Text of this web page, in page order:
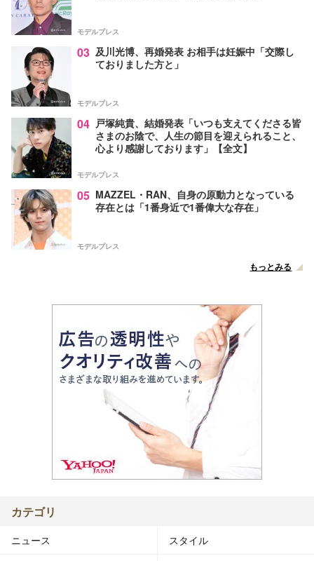
モデルプレス
03 及川光博、再婚発表 お相手は妊娠中「交際し
ておりました方と」
モデルプレス
04 戸塚純貴、結婚発表「いつも支えてくださる皆
さまのお陰で、人生の節目を迎えられること、
心より感謝しております」【全文】
モデルプレス
05 MAZZEL・RAN、自身の原動力となっている
存在とは「1番身近で1番偉大な存在」
モデルプレス
もっとみる
カテゴリ
ニュース スタイル